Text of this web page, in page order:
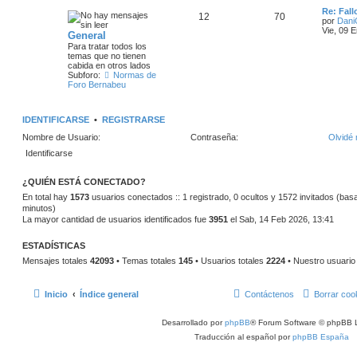
General
Para tratar todos los
temas que no tienen
cabida en otros lados
Subforo:
Normas de
Foro Bernabeu
12 70
Re:
por
Vie, 09
IDENTIFICARSE • REGISTRARSE
Nombre de Usuario:
Contraseña: Olvidé
¿QUIÉN ESTÁ CONECTADO?
En total hay 1573 usuarios conectados :: 1 registrado, 0 ocultos y 1572 invitados
minutos)
La mayor cantidad de usuarios identificados fue 3951 el Sab, 14 Feb 2026, 13:41
ESTADÍSTICAS
Mensajes totales 42093 • Temas totales 145 • Usuarios totales 2224 • Nuestro
Inicio Índice general Borrar
Contáctenos
Desarrollado porphpBB® Forum Software © phpBB
Traducción al español porphpBB España